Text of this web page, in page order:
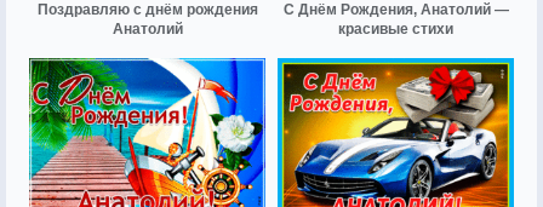
Поздравляю с днём рождения
Анатолий
С Днём Рождения, Анатолий —
красивые стихи